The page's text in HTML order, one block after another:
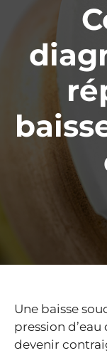
Une baisse
pression
devenir